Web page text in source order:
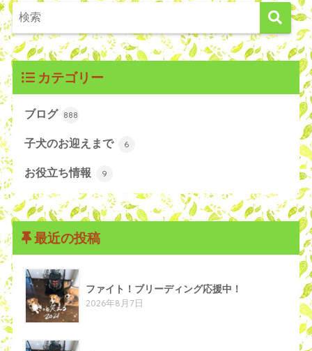
カテゴリー
ブログ 888
子犬のお迎えまで 6
お役立ち情報 9
最近の投稿
ファイト！ブリーディング応援中！
2026年8月7日